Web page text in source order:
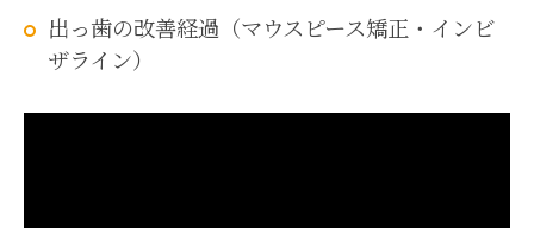
出っ歯の改善経過（マウスピース矯正・インビ
ザライン）